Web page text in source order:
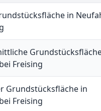
in
Freising
Grundstücksfläche in
Freising